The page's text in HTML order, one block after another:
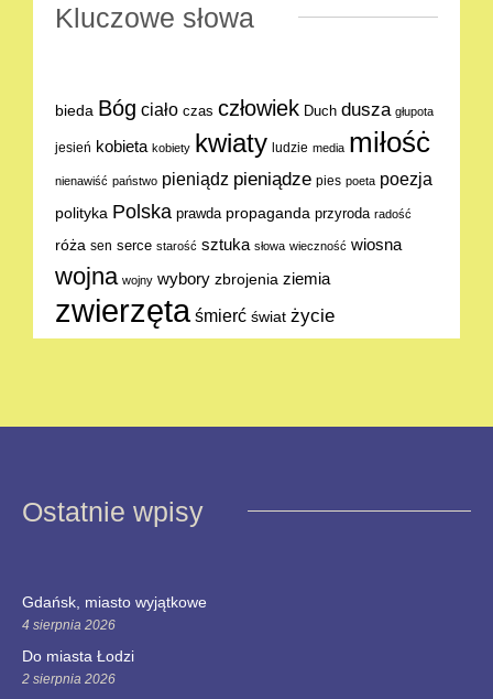
Kluczowe słowa
bieda Bóg ciało czas człowiek Duch dusza głupota
jesień kobieta kobiety kwiaty ludzie media miłośċ
nienawiść państwo pieniądz pieniądze pies poeta poezja
polityka Polska prawda propaganda przyroda radość
róża sen serce starość sztuka słowa wieczność wiosna
wojna wojny wybory zbrojenia ziemia
zwierzęta śmierć świat życie
Ostatnie wpisy
Gdańsk, miasto wyjątkowe
4 sierpnia 2026
Do miasta Łodzi
2 sierpnia 2026